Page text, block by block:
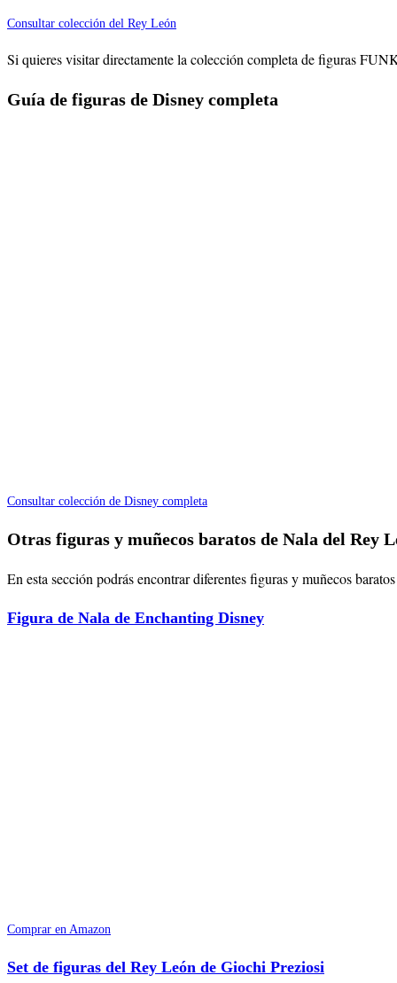
Consultar colección del Rey León
Si quieres visitar directamente la colección completa de figuras
Guía de figuras de Disney completa
Consultar colección de Disney completa
Otras figuras y muñecos baratos de Nala del Rey
En esta sección podrás encontrar diferentes figuras y muñecos
Figura de Nala de Enchanting Disney
Comprar en Amazon
Set de figuras del Rey León de Giochi Preziosi